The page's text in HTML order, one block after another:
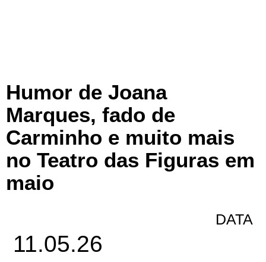
Humor de Joana
Marques, fado de
Carminho e muito mais
no Teatro das Figuras em
maio
DATA
11.05.26